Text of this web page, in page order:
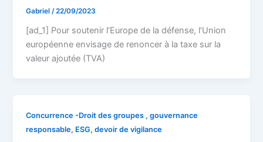
Gabriel /22/09/2023
[ad_1] Pour soutenir l’Europe de la défense, l’Union
européenne envisage de renoncer à la taxe sur la
valeur ajoutée (TVA)
Concurrence -Droit des groupes , gouvernance
responsable, ESG, devoir de vigilance